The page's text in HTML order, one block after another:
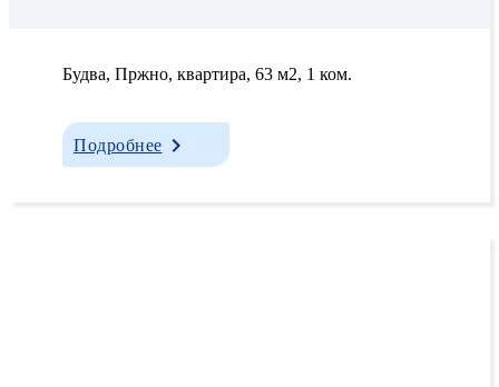
Будва, Пржно, квартира, 63 м2, 1 ком.
Подробнее